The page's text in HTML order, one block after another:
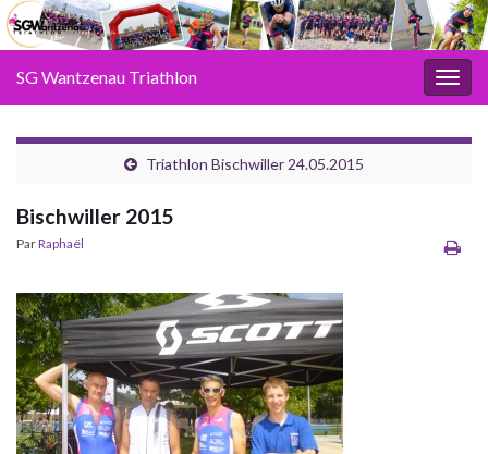
SG Wantzenau Triathlon
Triathlon Bischwiller 24.05.2015
Bischwiller 2015
ParRaphaël